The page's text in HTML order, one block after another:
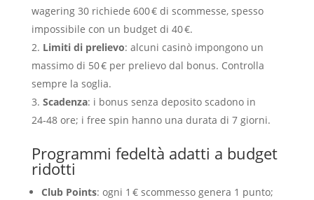
wagering 30 richiede 600 € di scommesse, spesso
impossibile con un budget di 40 €.
Limiti di prelievo: alcuni casinò impongono un
massimo di 50 € per prelievo dal bonus. Controlla
sempre la soglia.
Scadenza: i bonus senza deposito scadono in
24‑48 ore; i free spin hanno una durata di 7 giorni.
Programmi fedeltà adatti a budget
ridotti
Club Points: ogni 1 € scommesso genera 1 punto;